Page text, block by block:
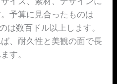
予算に見合ったものは
は数百ドル以上します。
、耐久性と美観の面で長
す。